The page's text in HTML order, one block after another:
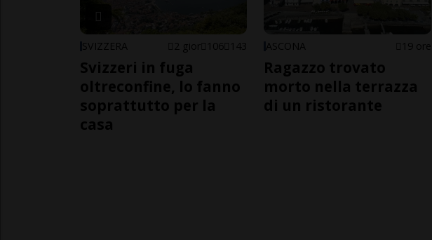
SVIZZERA 2 gior 106 143
Svizzeri in fuga
oltreconfine, lo fanno
soprattutto per la
casa
ASCONA 19 ore
Ragazzo trovato
morto nella terrazza
di un ristorante